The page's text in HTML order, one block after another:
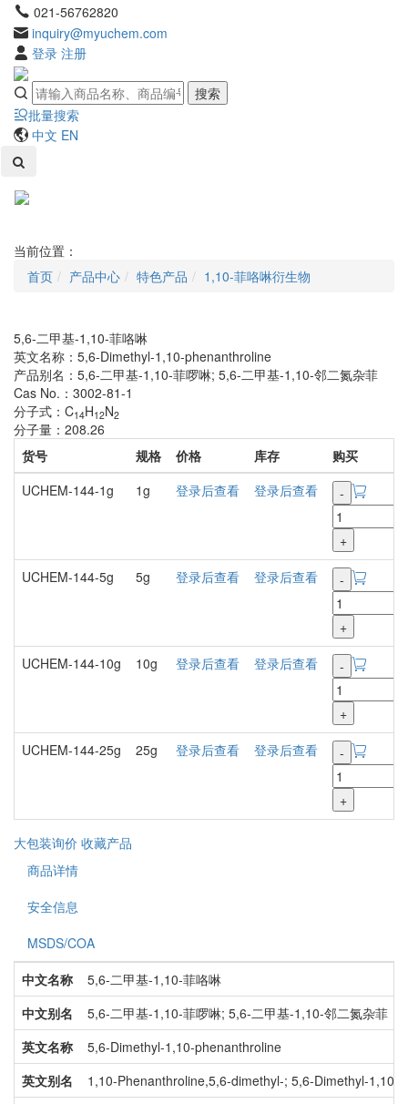
021-56762820
inquiry@myuchem.com
登录 注册
搜索
批量搜索
中文 EN
当前位置：
首页
产品中心 特色产品 1,10-菲咯啉衍生物
5,6-二甲基-1,10-菲咯啉
英文名称：5,6-Dimethyl-1,10-phenanthroline
产品别名：5,6-二甲基-1,10-菲啰啉; 5,6-二甲基-1,10-邻二氮杂菲
Cas No.：3002-81-1
分子式：C14H12N2
分子量：208.26
货号
规格 价格 库存
购买
UCHEM-144-1g
1g 登录后查看 登录后查看 -
+
UCHEM-144-5g
5g 登录后查看 登录后查看 -
+
UCHEM-144-10g
10g 登录后查看 登录后查看 -
+
UCHEM-144-25g
25g 登录后查看 登录后查看 -
+
大包装询价 收藏产品
商品详情
安全信息
MSDS/COA
中文名称
5,6-二甲基-1,10-菲咯啉
中文别名
5,6-二甲基-1,10-菲啰啉; 5,6-二甲基-1,10-邻二氮杂菲
英文名称
5,6-Dimethyl-1,10-phenanthroline
英文别名
1,10-Phenanthroline,5,6-dimethyl-; 5,6-Dimethyl-1,10-